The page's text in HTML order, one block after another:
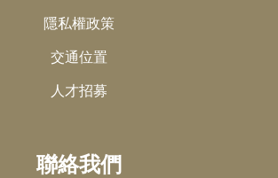
隱私權政策
交通位置
人才招募
聯絡我們